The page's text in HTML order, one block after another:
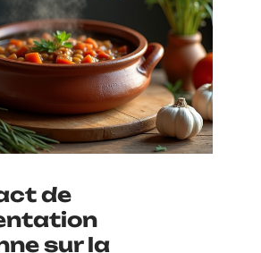
de
sur la